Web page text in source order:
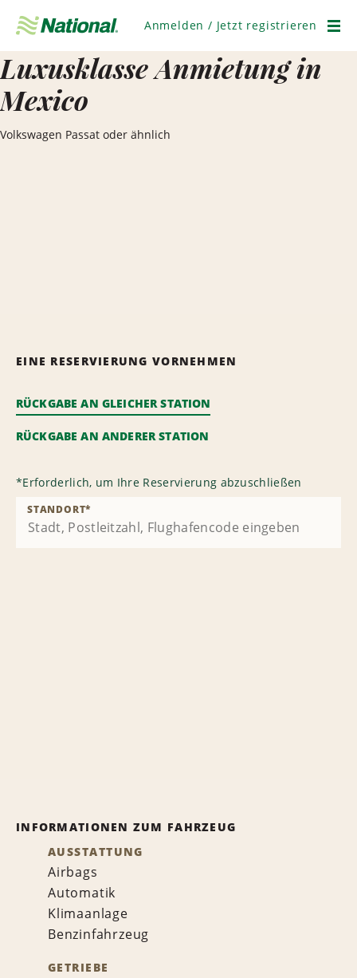
überspringen
Anmelden / Jetzt registrieren
Luxusklasse Anmietung in
Mexico
Volkswagen Passat oder ähnlich
EINE RESERVIERUNG VORNEHMEN
RÜCKGABE AN GLEICHER STATION
RÜCKGABE AN ANDERER STATION
*Erforderlich, um Ihre Reservierung abzuschließen
STANDORT*
INFORMATIONEN ZUM FAHRZEUG
AUSSTATTUNG
Airbags
Automatik
Klimaanlage
Benzinfahrzeug
GETRIEBE